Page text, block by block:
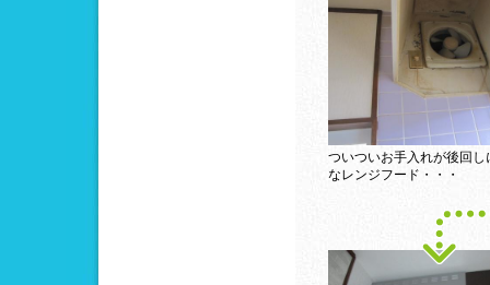
ついついお手入れが後回
なレンジフード・・・